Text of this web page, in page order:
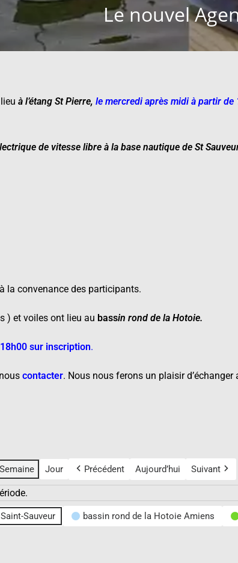
Le nouvel
à l’étang St Pierre, le mercredi après midi à partir de
de vitesse libre à la base nautique de St
la convenance des participants.
) et voiles ont lieu au bassin rond de la Hotoie.
sur inscription.
contacter. Nous nous ferons un plaisir d’échanger
Semaine Jour Précédent Aujourd’hui Suivant
Sauveur bassin rond de la Hotoie Amiens